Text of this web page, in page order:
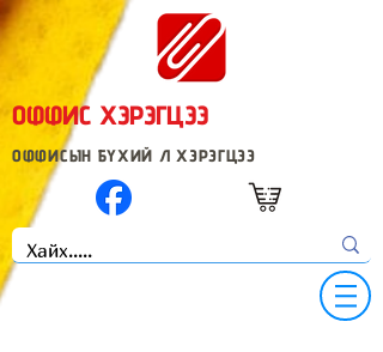
ОФФИС ХЭРЭГЦЭЭ
ОФФИСЫН БҮХИЙ Л ХЭРЭГЦЭЭ